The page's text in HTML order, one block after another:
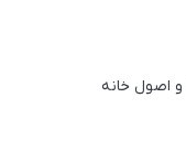
اصول خانه